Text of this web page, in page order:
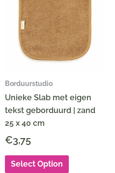
Borduurstudio
Unieke Slab met eigen
tekst geborduurd | zand
25 x 40 cm
€3,75
Select Option